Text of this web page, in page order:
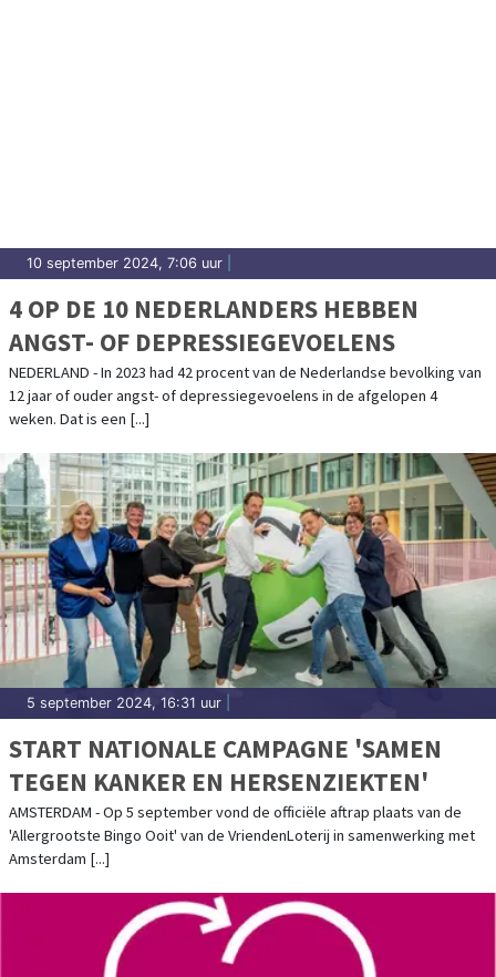
10 september 2024, 7:06 uur
4 OP DE 10 NEDERLANDERS HEBBEN
ANGST- OF DEPRESSIEGEVOELENS
NEDERLAND - In 2023 had 42 procent van de Nederlandse bevolking van
12 jaar of ouder angst- of depressiegevoelens in de afgelopen 4
weken. Dat is een [...]
5 september 2024, 16:31 uur
START NATIONALE CAMPAGNE 'SAMEN
TEGEN KANKER EN HERSENZIEKTEN'
AMSTERDAM - Op 5 september vond de officiële aftrap plaats van de
'Allergrootste Bingo Ooit' van de VriendenLoterij in samenwerking met
Amsterdam [...]